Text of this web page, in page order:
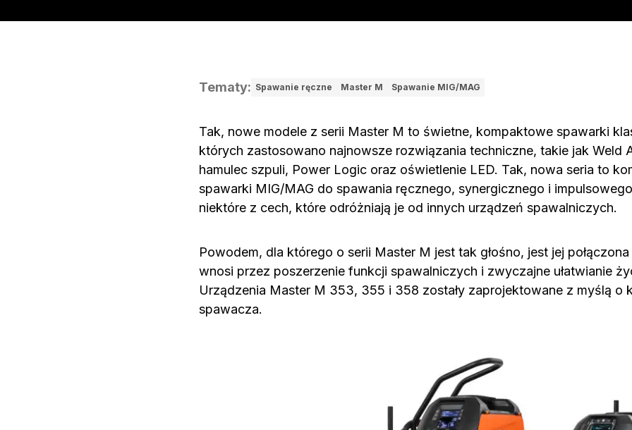
Tematy: Spawanie ręczne Master M Spawanie MIG/MAG
Tak, nowe modele z serii Master M to świetne, kompaktowe spawarki
których zastosowano najnowsze rozwiązania techniczne, takie jak Weld
hamulec szpuli, Power Logic oraz oświetlenie LED. Tak, nowa seria to
spawarki MIG/MAG do spawania ręcznego, synergicznego i
niektóre z cech, które odróżniają je od innych urządzeń spawalniczych.
Powodem, dla którego o serii Master M jest tak głośno, jest jej
wnosi przez poszerzenie funkcji spawalniczych i zwyczajne ułatwianie
Urządzenia Master M 353, 355 i 358 zostały zaprojektowane z myślą o
spawacza.